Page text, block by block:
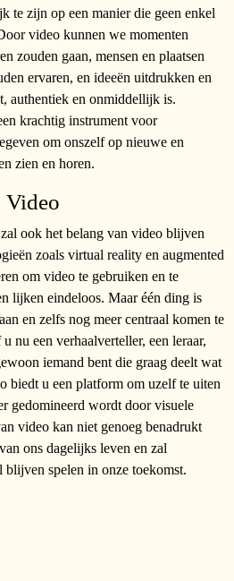
te zijn op een manier die geen enkel
video kunnen we momenten
zouden gaan, mensen en plaatsen
ervaren, en ideeën uitdrukken en
authentiek en onmiddellijk is.
krachtig instrument voor
om onszelf op nieuwe en
zien en horen.
Video
ook het belang van video blijven
zoals virtual reality en augmented
om video te gebruiken en te
lijken eindeloos. Maar één ding is
en zelfs nog meer centraal komen te
nu een verhaalverteller, een leraar,
iemand bent die graag deelt wat
biedt u een platform om uzelf te uiten
gedomineerd wordt door visuele
video kan niet genoeg benadrukt
ons dagelijks leven en zal
spelen in onze toekomst.